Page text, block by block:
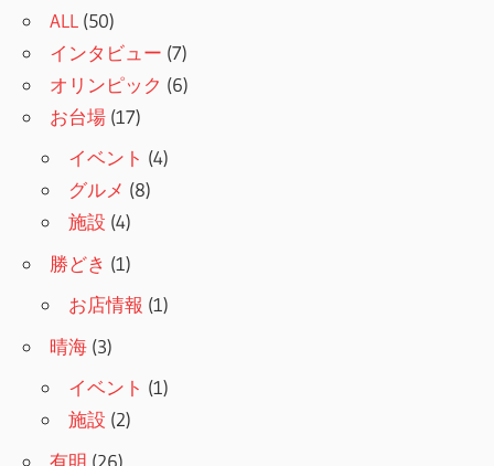
ALL (50)
インタビュー (7)
オリンピック (6)
お台場 (17)
イベント (4)
グルメ (8)
施設 (4)
勝どき (1)
お店情報 (1)
晴海 (3)
イベント (1)
施設 (2)
有明 (26)